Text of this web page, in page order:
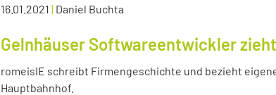
16.01.2021 | Daniel Buchta
Gelnhäuser Softwareentwickler
romeisIE schreibt Firmengeschichte und bezieht
Hauptbahnhof.